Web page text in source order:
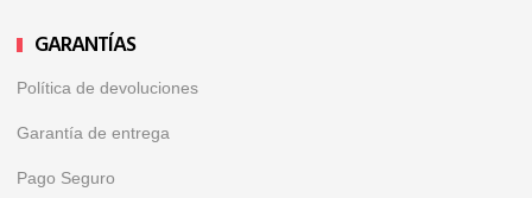
GARANTÍAS
Política de devoluciones
Garantía de entrega
Pago Seguro